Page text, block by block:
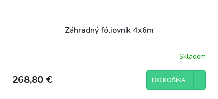
Záhradný fóliovník 4x6m
Skladom
268,80 € DO KOŠÍKA